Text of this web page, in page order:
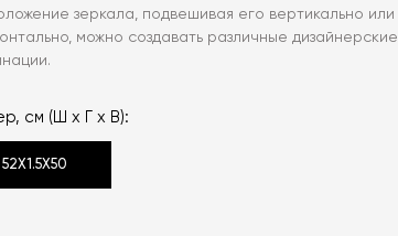
зеркала, подвешивая его вертикально или
можно создавать различные дизайнерские
см (Ш х Г х В):
52X1.5X50